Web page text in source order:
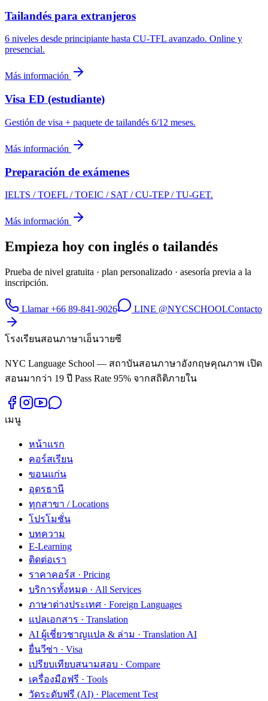
Tailandés para extranjeros
6 niveles desde principiante hasta CU-TFL avanzado. Online y
presencial.
Más información
Visa ED (estudiante)
Gestión de visa + paquete de tailandés 6/12 meses.
Más información
Preparación de exámenes
IELTS / TOEFL / TOEIC / SAT / CU-TEP / TU-GET.
Más información
Empieza hoy con inglés o tailandés
Prueba de nivel gratuita · plan personalizado · asesoría previa a la
inscripción.
Llamar +66 89-841-9026 LINE @NYCSCHOOLContacto
โรงเรียนสอนภาษาเอ็นวายซี
NYC Language School — สถาบันสอนภาษาอังกฤษคุณภาพ เปิด
สอนมากว่า 19 ปี Pass Rate 95% จากสถิติภายใน
เมนู
หน้าแรก
คอร์สเรียน
ขอนแก่น
อุดรธานี
ทุกสาขา / Locations
โปรโมชั่น
บทความ
E-Learning
ติดต่อเรา
ราคาคอร์ส · Pricing
บริการทั้งหมด · All Services
ภาษาต่างประเทศ · Foreign Languages
แปลเอกสาร · Translation
AI ผู้เชี่ยวชาญแปล & ล่าม · Translation AI
ยื่นวีซ่า · Visa
เปรียบเทียบสนามสอบ · Compare
เครื่องมือฟรี · Tools
วัดระดับฟรี (AI) · Placement Test